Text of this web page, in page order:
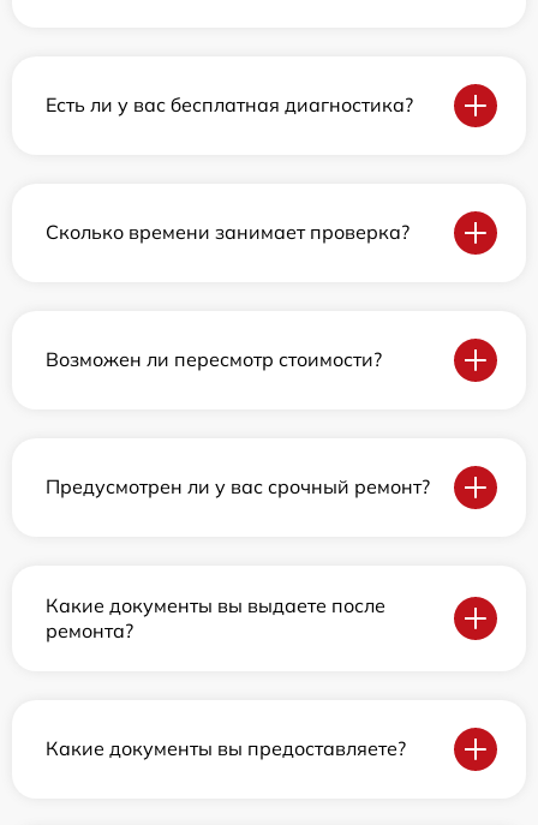
Есть ли у вас бесплатная диагностика?
Сколько времени занимает проверка?
Возможен ли пересмотр стоимости?
Предусмотрен ли у вас срочный ремонт?
Какие документы вы выдаете после
ремонта?
Какие документы вы предоставляете?